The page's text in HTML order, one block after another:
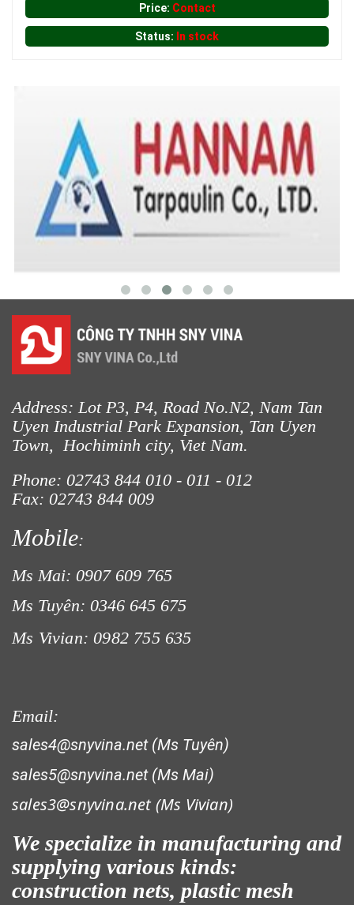
Price: Contact
Status: In stock
Address: Lot P3, P4, Road No.N2, Nam Tan
Uyen Industrial Park Expansion, Tan Uyen
Town, Hochiminh city, Viet Nam.
Phone: 02743 844 010 - 011 - 012
Fax: 02743 844 009
Mobile:
Ms Mai: 0907 609 765
Ms Tuyên: 0346 645 675
Ms Vivian: 0982 755 635
Email:
sales4@snyvina.net (Ms Tuyên)
sales5@snyvina.net (Ms Mai)
sales3@snyvina.net (Ms Vivian)
We specialize in manufacturing and
supplying various kinds:
construction nets, plastic mesh